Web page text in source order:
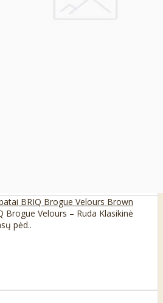
BRIQ Brogue Velours Brown
Brogue Velours – Ruda Klasikinė
pėd..